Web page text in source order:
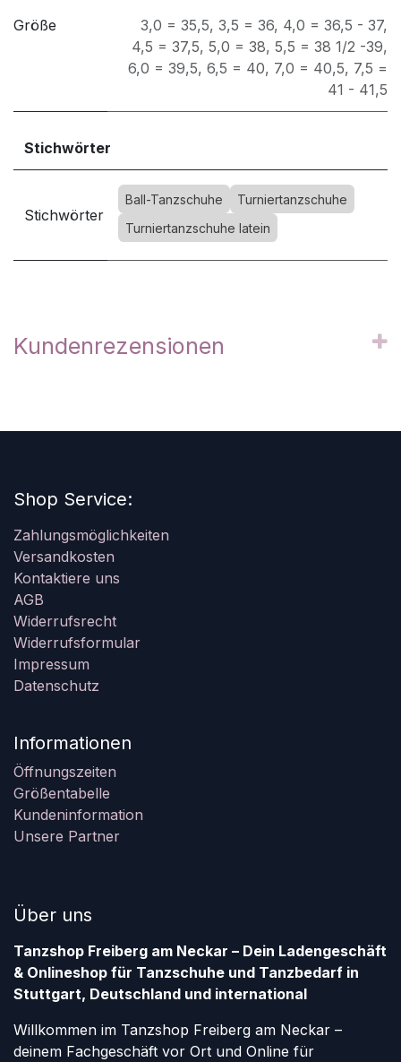
Größe 3,0 = 35,5, 3,5 = 36, 4,0 = 36,5 - 37,
4,5 = 37,5, 5,0 = 38, 5,5 = 38 1/2 -39,
6,0 = 39,5, 6,5 = 40, 7,0 = 40,5, 7,5 =
41 - 41,5
Stichwörter
Stichwörter
Ball-Tanzschuhe
Turniertanzschuhe
Turniertanzschuhe latein
Kundenrezensionen
Shop Service:
Zahlungsmöglichkeiten
Versandkosten
Kontaktiere uns
AGB
Widerrufsrecht
Widerrufsformular
Impressum
Datenschutz
Informationen
Öffnungszeiten
Größentabelle
Kundeninformation
Unsere Partner
Über uns
Tanzshop Freiberg am Neckar – Dein Ladengeschäft
& Onlineshop für Tanzschuhe und Tanzbedarf in
Stuttgart, Deutschland und international
Willkommen im Tanzshop Freiberg am Neckar –
deinem Fachgeschäft vor Ort und Online für